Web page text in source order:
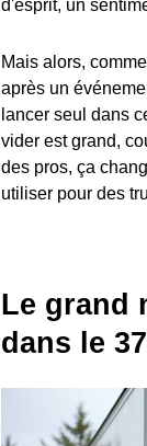
d'esprit, un
Mais alors,
après un
lancer seul dans
vider est grand,
des pros, ça
utiliser pour des
Le grand
dans le